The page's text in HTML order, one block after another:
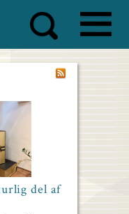
del af